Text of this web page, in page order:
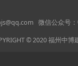
微信公众号
© 2020 福州中博